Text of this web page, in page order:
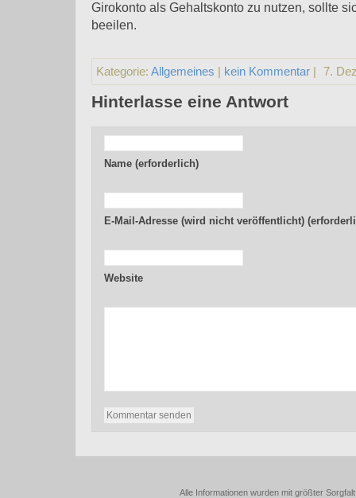
Girokonto als Gehaltskonto zu nutzen, sollte
beeilen.
Kategorie: Allgemeines | kein Kommentar | 7.
Hinterlasse eine Antwort
Name (erforderlich)
E-Mail-Adresse (wird nicht veröffentlicht)
Website
Alle Informationen wurden mit größter